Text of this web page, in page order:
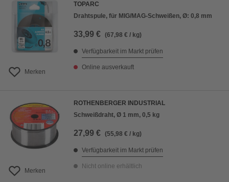
Merken
TOPARC
Drahtspule, für MIG/MAG-Schweißen, Ø: 0,8 mm
33,99 € (67,98 € / kg)
Verfügbarkeit im Markt prüfen
Online ausverkauft
Merken
ROTHENBERGER INDUSTRIAL
Schweißdraht, Ø 1 mm, 0,5 kg
27,99 € (55,98 € / kg)
Verfügbarkeit im Markt prüfen
Nicht online erhältlich